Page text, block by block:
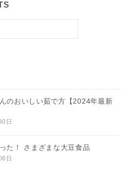
のおいしい茹で方【2024年最新
日
た！ さまざまな大豆食品
日